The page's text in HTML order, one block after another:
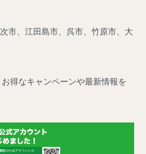
市、江田島市、呉市、竹原市、大
得なキャンペーンや最新情報を